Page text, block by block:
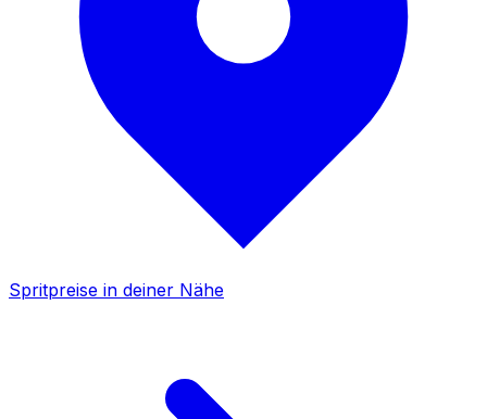
Spritpreise in deiner Nähe